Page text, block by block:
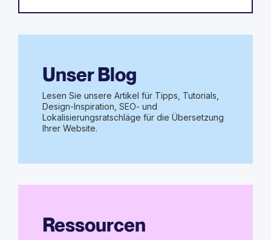
Unser Blog
Lesen Sie unsere Artikel für Tipps, Tutorials,
Design-Inspiration, SEO- und
Lokalisierungsratschläge für die Übersetzung
Ihrer Website.
Ressourcen